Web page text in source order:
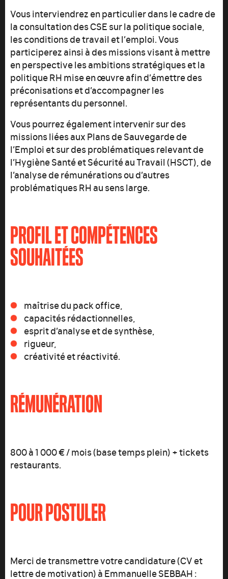
Vous interviendrez en particulier dans le cadre de
la consultation des CSE sur la politique sociale,
les conditions de travail et l’emploi. Vous
participerez ainsi à des missions visant à mettre
en perspective les ambitions stratégiques et la
politique RH mise en œuvre afin d’émettre des
préconisations et d’accompagner les
représentants du personnel.
Vous pourrez également intervenir sur des
missions liées aux Plans de Sauvegarde de
l’Emploi et sur des problématiques relevant de
l’Hygiène Santé et Sécurité au Travail (HSCT), de
l’analyse de rémunérations ou d’autres
problématiques RH au sens large.
PROFIL ET COMPÉTENCES
SOUHAITÉES
maîtrise du pack office,
capacités rédactionnelles,
esprit d’analyse et de synthèse,
rigueur,
créativité et réactivité.
RÉMUNÉRATION
800 à 1 000 € / mois (base temps plein) + tickets
restaurants.
POUR POSTULER
Merci de transmettre votre candidature (CV et
lettre de motivation) à Emmanuelle SEBBAH :